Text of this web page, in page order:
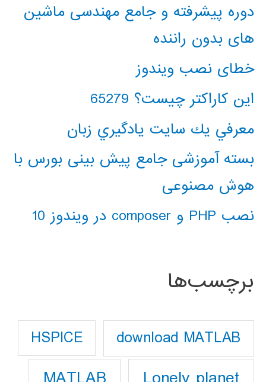
دوره پیشرفته و جامع مهندسی ماشین
های بدون راننده
خطای نصب ویندوز
این کاراکتر چیست؟ 65279
معرفي يك سايت يادگيري زبان
بسته آموزشی جامع پیش بینی بورس با
هوش مصنوعی
نصب PHP و composer در ویندوز 10
برچسب‌ها
download MATLAB
HSPICE